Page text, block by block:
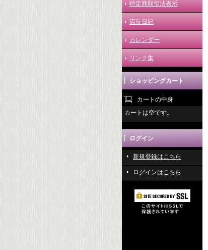
特定商取引法表示
店長日記
カレンダー
リンク集
ショッピングカート
カートの中身
カートは空です。
ログイン
新規登録はこちら
ログインはこちら